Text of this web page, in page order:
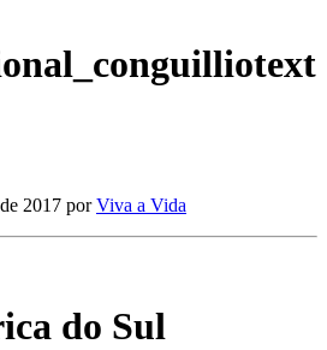
2017 porViva a Vida
do Sul